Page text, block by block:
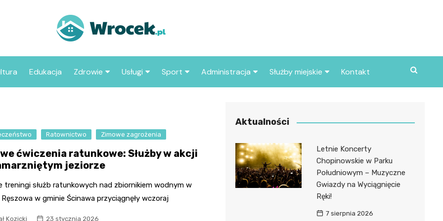
we
Edukacja Zdrowie
Apteka
Usługi
Taxi
Stacja paliw
Restauracja
Sport
sportowe
Administracja
Urząd miasta
Służby miejskie
Policja
Kontakt
Ratownictwo Zimowe zagrożenia
ćwiczenia ratunkowe: Służby w akcji
jeziorze
treningi służb ratunkowych nad zbiornikiem wodnym w
w gminie Ścinawa przyciągnęły wczoraj
Kozicki 23 stycznia 2026
Aktualności
Letnie Koncerty
Chopinowskie w Parku
Południowym – Muzyczne
Gwiazdy na Wyciągnięcie
Ręki!
7 sierpnia 2026